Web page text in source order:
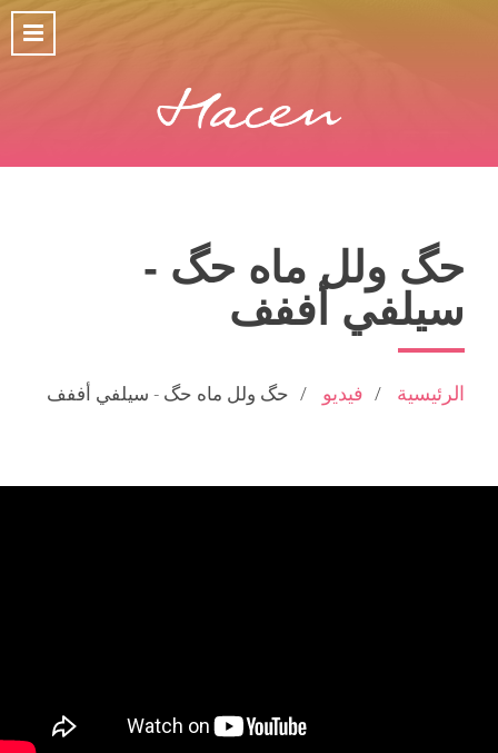
حگ ولل ماه حگ -
سيلفي أففف
الرئيسية فيديو حگ ولل ماه حگ - سيلفي أففف